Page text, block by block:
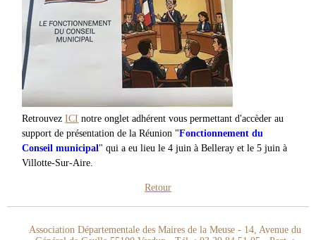
RetrouvezICI notre onglet adhérent vous permettant d'accèder au
support de présentation de la Réunion "Fonctionnement du
Conseil municipal " qui a eu lieu le 4 juin à Belleray et le 5 juin à
Villotte-Sur-Aire.
Retour
Association Départementale des Maires de la Meuse - 14, Avenue du